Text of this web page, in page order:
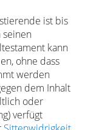
ist bis
seinen
kann
ohne dass
werden
dem Inhalt
oder
verfügt